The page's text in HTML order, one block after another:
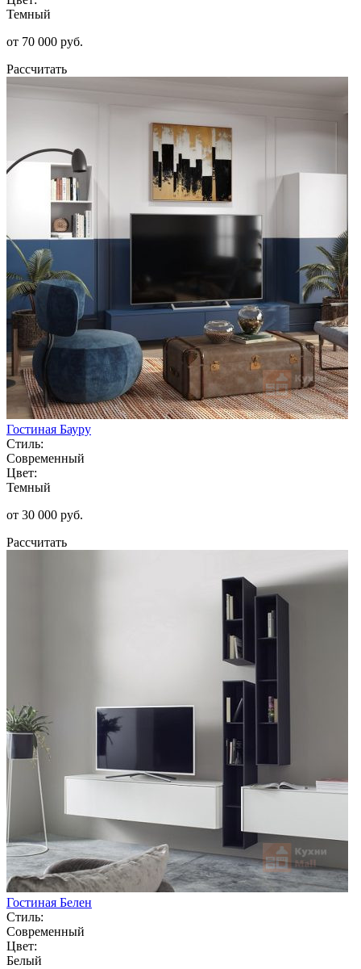
Темный
от 70 000 руб.
Рассчитать
Гостиная Бауру
Стиль:
Современный
Цвет:
Темный
от 30 000 руб.
Рассчитать
Гостиная Белен
Стиль:
Современный
Цвет:
Белый